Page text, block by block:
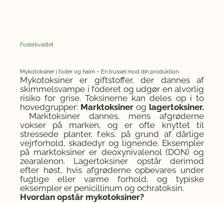
Foderkvalitet
Mykotoksiner i foder og halm – En trussel mod din produktion
Mykotoksiner er giftstoffer, der dannes af
skimmelsvampe i foderet og udgør en alvorlig
risiko for grise. Toksinerne kan deles op i to
hovedgrupper: Marktoksiner og lagertoksiner.
Marktoksiner dannes, mens afgrøderne
vokser på marken, og er ofte knyttet til
stressede planter, f.eks. på grund af dårlige
vejrforhold, skadedyr og lignende. Eksempler
på marktoksiner er deoxynivalenol (DON) og
zearalenon. Lagertoksiner opstår derimod
efter høst, hvis afgrøderne opbevares under
fugtige eller varme forhold, og typiske
eksempler er penicillinum og ochratoksin.
Hvordan opstår mykotoksiner?